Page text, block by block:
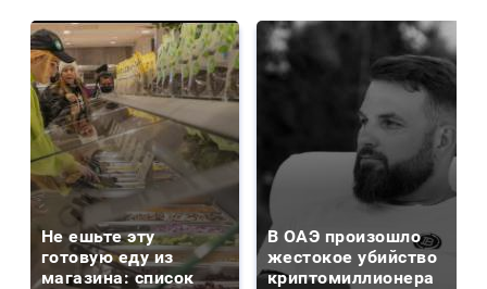
Не ешьте эту
готовую еду из
магазина: список
В ОАЭ произошло
жестокое убийство
криптомиллионера